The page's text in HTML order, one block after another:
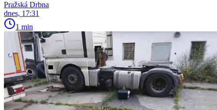
Pražská Drbna
dnes, 17:31
1 min